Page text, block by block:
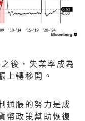
後，失業率成為
上轉移開。
通脹的努力是成
幣政策幫助恢復